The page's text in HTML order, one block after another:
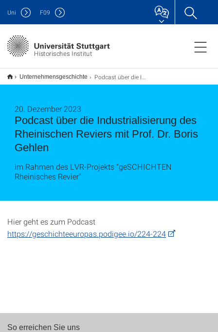
Historisches Institut
Uni F09
Unternehmensgeschichte Podcast über die Industrialisierung des Rheinischen Reviers mit Prof. Dr. Boris Gehlen
Podcast über die Industrialisierung des
Rheinischen Reviers mit Prof. Dr. Boris
Gehlen
20. Dezember 2023
im Rahmen des LVR-Projekts "geSCHICHTEN
Rheinisches Revier"
Hier geht es zum Podcast
https://geschichteeuropas.podigee.io/224-224
So erreichen Sie uns